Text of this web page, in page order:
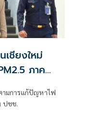
ชียงใหม่
ภาค
ามการแก้ปัญหาไฟ
ปชช.